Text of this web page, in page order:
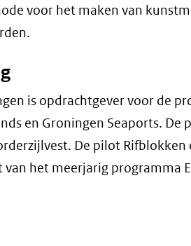
voor het maken van
is opdrachtgever voor de
en Groningen Seaports.
De pilot
van het meerjarig programma